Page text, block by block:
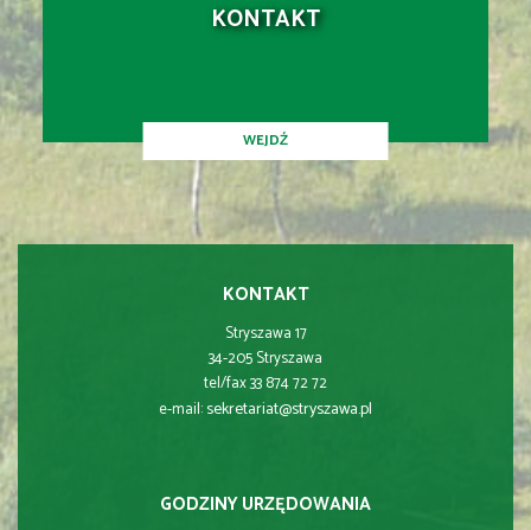
KONTAKT
WEJDŹ
KONTAKT
Stryszawa 17
34-205 Stryszawa
tel/fax 33 874 72 72
e-mail:sekretariat@stryszawa.pl
GODZINY URZĘDOWANIA